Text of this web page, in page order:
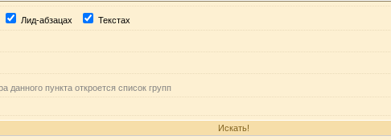
Лид-абзацах Текстах
данного пункта откроется список групп